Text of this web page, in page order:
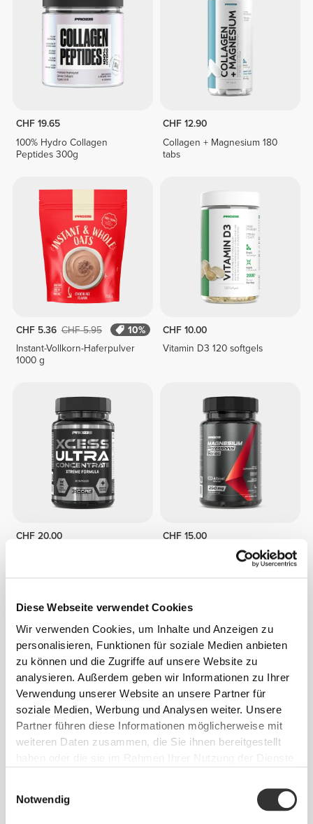
Diese Webseite verwendet Cookies
Wir verwenden Cookies, um Inhalte und Anzeigen zu
personalisieren, Funktionen für soziale Medien anbieten
zu können und die Zugriffe auf unsere Website zu
analysieren. Außerdem geben wir Informationen zu Ihrer
Verwendung unserer Website an unsere Partner für
soziale Medien, Werbung und Analysen weiter. Unsere
Partner führen diese Informationen möglicherweise mit
weiteren Daten zusammen, die Sie ihnen bereitgestellt
Notwendig
CHF 19.65
100% Hydro Collagen
Peptides 300g
CHF 12.90
Collagen + Magnesium 180
tabs
CHF 5.36 CHF 5.95
10%
Instant-Vollkorn-Haferpulver
1000 g
CHF 10.00
Vitamin D3 120 softgels
CHF 20.00
CHF 15.00
Magnesium Professional 60
CHF 12.90
CHF 3.00
10%